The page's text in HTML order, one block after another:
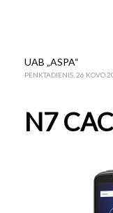
UAB „ASPA“
PENKTADIENIS, 26 KOVO
N7